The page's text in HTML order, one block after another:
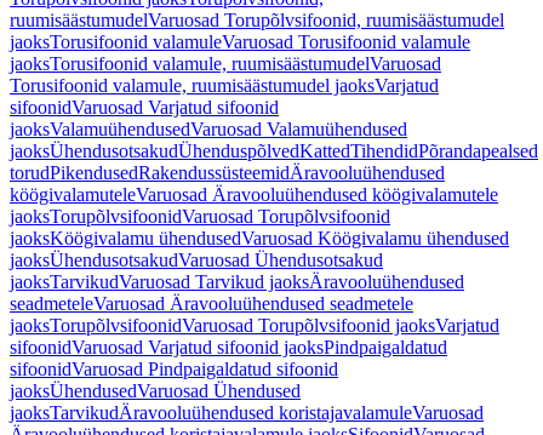
ruumisäästumudelVaruosad Torupõlvsifoonid, ruumisäästumudel
jaoksTorusifoonid valamuleVaruosad Torusifoonid valamule
jaoksTorusifoonid valamule, ruumisäästumudelVaruosad
Torusifoonid valamule, ruumisäästumudel jaoksVarjatud
sifoonidVaruosad Varjatud sifoonid
jaoksValamuühendusedVaruosad Valamuühendused
jaoksÜhendusotsakudÜhenduspõlvedKattedTihendidPõrandapealsed
torudPikendusedRakendussüsteemidÄravooluühendused
köögivalamuteleVaruosad Äravooluühendused köögivalamutele
jaoksTorupõlvsifoonidVaruosad Torupõlvsifoonid
jaoksKöögivalamu ühendusedVaruosad Köögivalamu ühendused
jaoksÜhendusotsakudVaruosad Ühendusotsakud
jaoksTarvikudVaruosad Tarvikud jaoksÄravooluühendused
seadmeteleVaruosad Äravooluühendused seadmetele
jaoksTorupõlvsifoonidVaruosad Torupõlvsifoonid jaoksVarjatud
sifoonidVaruosad Varjatud sifoonid jaoksPindpaigaldatud
sifoonidVaruosad Pindpaigaldatud sifoonid
jaoksÜhendusedVaruosad Ühendused
jaoksTarvikudÄravooluühendused koristajavalamuleVaruosad